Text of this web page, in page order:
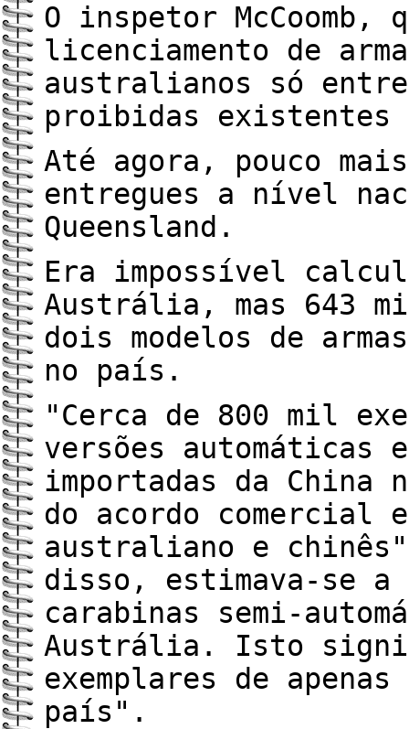
O inspetor
licenciamento de
australianos só
proibidas existentes
Até agora, pouco
entregues a nível
Queensland.
Era impossível
Austrália, mas 643
dois modelos de
no país.
"Cerca de 800 mil
versões automáticas
importadas da China
do acordo comercial
australiano e
disso, estimava-se a
carabinas semi-
Austrália. Isto
exemplares de
país".